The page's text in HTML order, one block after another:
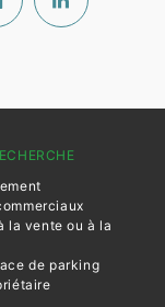
la vente ou à la
de parking